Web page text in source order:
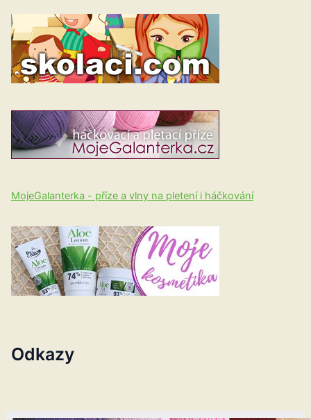
MojeGalanterka - příze a vlny na pletení i háčkování
Odkazy